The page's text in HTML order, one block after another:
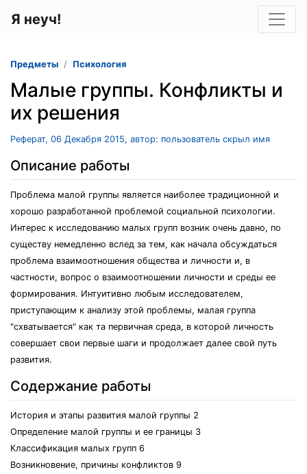
Я неуч!
Предметы Психология
Малые группы. Конфликты и
их решения
Реферат, 06 Декабря 2015, автор: пользователь скрыл имя
Описание работы
Проблема малой группы является наиболее традиционной и
хорошо разработанной проблемой социальной психологии.
Интерес к исследованию малых групп возник очень давно, по
существу немедленно вслед за тем, как начала обсуждаться
проблема взаимоотношения общества и личности и, в
частности, вопрос о взаимоотношении личности и среды ее
формирования. Интуитивно любым исследователем,
приступающим к анализу этой проблемы, малая группа
"схватывается" как та первичная среда, в которой личность
совершает свои первые шаги и продолжает далее свой путь
развития.
Содержание работы
История и этапы развития малой группы 2
Определение малой группы и ее границы 3
Классификация малых групп 6
Возникновение, причины конфликтов 9